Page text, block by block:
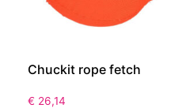
Chuckit rope fetch
€ 26,14